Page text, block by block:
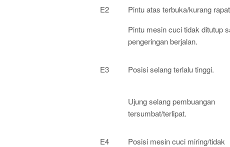
E2
Pintu atas terbuka/kurang
Pintu mesin cuci tidak ditutup
pengeringan berjalan.
E3 Posisi selang terlalu tinggi.
Ujung selang pembuangan
tersumbat/terlipat.
E4
Posisi mesin cuci miring/tidak